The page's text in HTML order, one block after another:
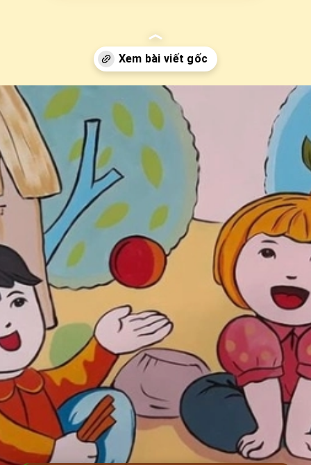
Đang mở